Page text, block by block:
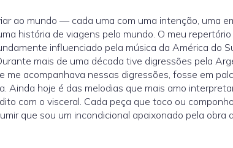
ao mundo — cada uma com uma intenção, uma
história de viagens pelo mundo. O meu
influenciado pela música da América do
mais de uma década tive digressões pela
acompanhava nessas digressões, fosse em
Ainda hoje é das melodias que mais amo
com o visceral. Cada peça que toco ou
que sou um incondicional apaixonado pela